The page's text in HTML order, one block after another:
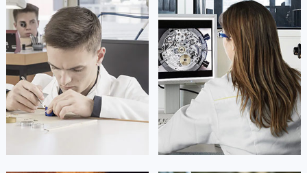
福建省莆田市城厢区霞林街道荔华东大道天梭售后服务中心（需提前预约）
福建省三明市三元区东乾二路天梭售后服务中心（需提前预约）
福建省漳州市龙文区步港路天梭售后服务中心（需提前预约）
江苏省淮安市清江浦区淮海北路天梭售后服务中心（需提前预约）
江苏省连云港市海州区通灌北路天梭售后服务中心（需提前预约）
江苏省南京市秦淮区中山南路1号南京中心22层22-C1-C3室天梭售后服务中心（需提前预约）
江苏省宿迁市宿城区西湖路天梭售后服务中心（需提前预约）